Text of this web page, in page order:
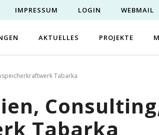
IMPRESSUM LOGIN WEBMAIL
AKTUELLES PROJEKTE
Tabarka
Tabarka